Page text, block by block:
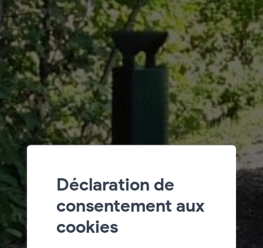
Déclaration de
consentement aux
cookies